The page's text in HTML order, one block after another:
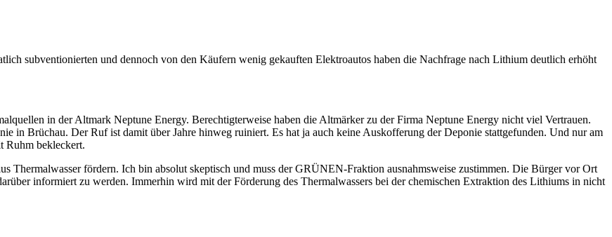
subventionierten und dennoch von den Käufern wenig gekauften Elektroautos haben die Nachfrage nach Lithium deutlich erhöht
in der Altmark Neptune Energy. Berechtigterweise haben die Altmärker zu der Firma Neptune Energy nicht viel Vertrauen.
in Brüchau. Der Ruf ist damit über Jahre hinweg ruiniert. Es hat ja auch keine Auskofferung der Deponie stattgefunden. Und nur am
Ruhm bekleckert.
Thermalwasser fördern. Ich bin absolut skeptisch und muss der GRÜNEN-Fraktion ausnahmsweise zustimmen. Die Bürger vor Ort
informiert zu werden. Immerhin wird mit der Förderung des Thermalwassers bei der chemischen Extraktion des Lithiums in nicht